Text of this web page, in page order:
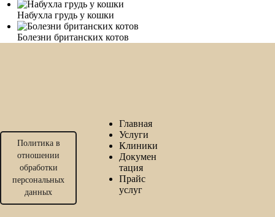
Набухла грудь у кошки
Болезни британских котов
Политика в
отношении
обработки
персональных
данных
Главная
Услуги
Клиники
Докумен
тация
Прайс
услуг